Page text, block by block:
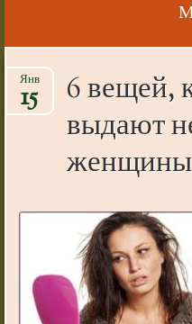
Skip to content
6 вещей,
выдают
женщины
Янв
15